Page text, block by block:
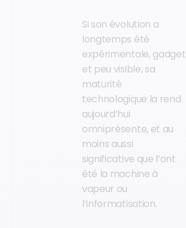
Si son évolution a
longtemps été
expérimentale, gadget
et peu visible, sa
maturité
technologique la rend
aujourd’hui
omniprésente, et au
moins aussi
significative que l’ont
été la machine à
vapeur ou
l’informatisation.